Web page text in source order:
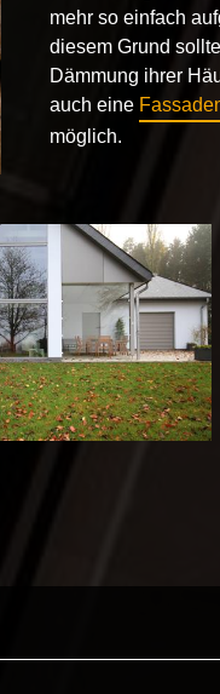
mehr so einfach
diesem Grund
Dämmung ihrer
auch eine
möglich.